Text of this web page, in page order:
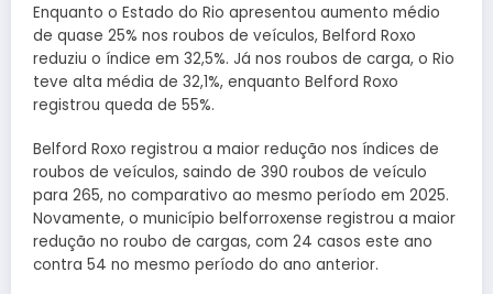
Enquanto o Estado do Rio apresentou aumento médio
de quase 25% nos roubos de veículos, Belford Roxo
reduziu o índice em 32,5%. Já nos roubos de carga, o Rio
teve alta média de 32,1%, enquanto Belford Roxo
registrou queda de 55%.
Belford Roxo registrou a maior redução nos índices de
roubos de veículos, saindo de 390 roubos de veículo
para 265, no comparativo ao mesmo período em 2025.
Novamente, o município belforroxense registrou a maior
redução no roubo de cargas, com 24 casos este ano
contra 54 no mesmo período do ano anterior.